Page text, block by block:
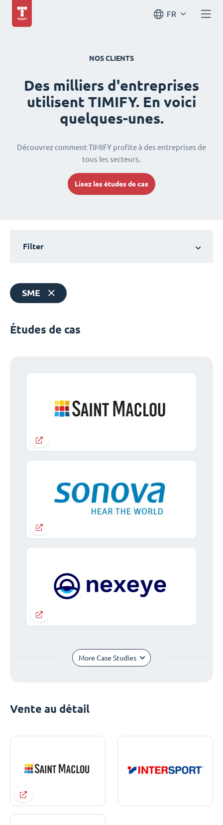
FR
NOS CLIENTS
Des milliers d'entreprises
utilisent TIMIFY. En voici
quelques-unes.
Découvrez comment TIMIFY profite à des entreprises de
tous les secteurs.
Lisez les études de cas
Filter
SME
Études de cas
More Case Studies
Vente au détail